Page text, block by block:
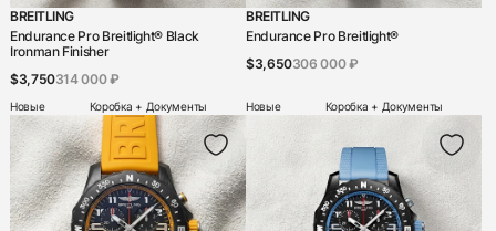
BREITLING
Endurance Pro Breitlight® Black
Ironman Finisher
$3,750314 000 ₽
Новые Коробка + Документы
BREITLING
Endurance Pro Breitlight®
$3,650306 000 ₽
Новые Коробка + Документы